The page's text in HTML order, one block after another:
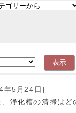
表示
年5月24日]
浄化槽の清掃はど